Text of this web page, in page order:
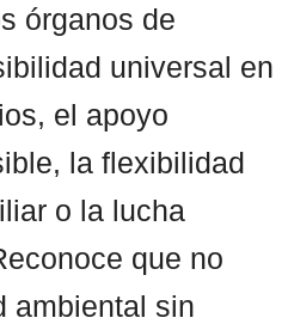
órganos de
universal en
el apoyo
la flexibilidad
o la lucha
que no
ambiental sin